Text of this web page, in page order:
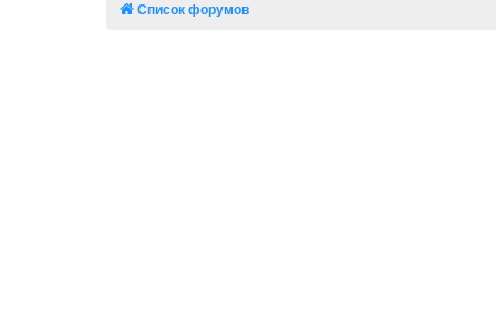
Список форумов